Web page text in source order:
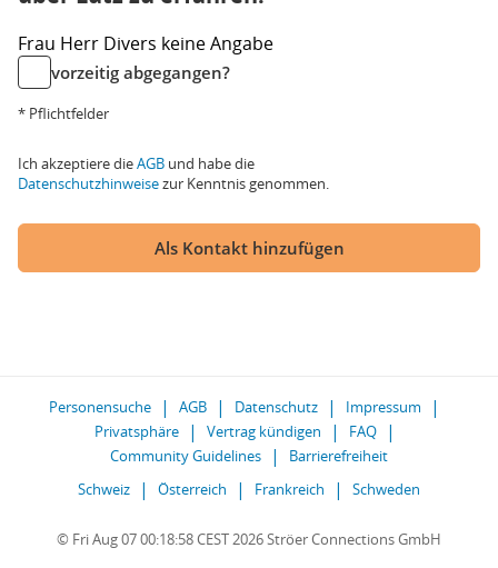
Frau Herr Divers keine Angabe
vorzeitig abgegangen?
* Pflichtfelder
Ich akzeptiere dieAGB und habe die
Datenschutzhinweisezur Kenntnis genommen.
Als Kontakt hinzufügen
Personensuche AGB Datenschutz
Impressum
Privatsphäre
Vertrag kündigen
FAQ
Community Guidelines
Barrierefreiheit
Schweiz
Österreich Frankreich Schweden
© Fri Aug 07 00:18:58 CEST 2026 Ströer Connections GmbH